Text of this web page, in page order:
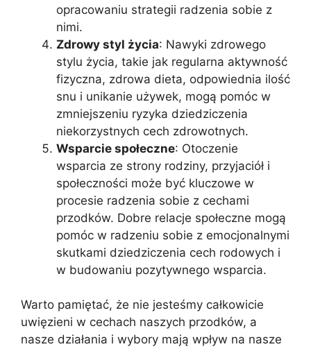
opracowaniu strategii radzenia sobie z
nimi.
Zdrowy styl życia: Nawyki zdrowego
stylu życia, takie jak regularna aktywność
fizyczna, zdrowa dieta, odpowiednia ilość
snu i unikanie używek, mogą pomóc w
zmniejszeniu ryzyka dziedziczenia
niekorzystnych cech zdrowotnych.
Wsparcie społeczne: Otoczenie
wsparcia ze strony rodziny, przyjaciół i
społeczności może być kluczowe w
procesie radzenia sobie z cechami
przodków. Dobre relacje społeczne mogą
pomóc w radzeniu sobie z emocjonalnymi
skutkami dziedziczenia cech rodowych i
w budowaniu pozytywnego wsparcia.
Warto pamiętać, że nie jesteśmy całkowicie
uwięzieni w cechach naszych przodków, a
nasze działania i wybory mają wpływ na nasze